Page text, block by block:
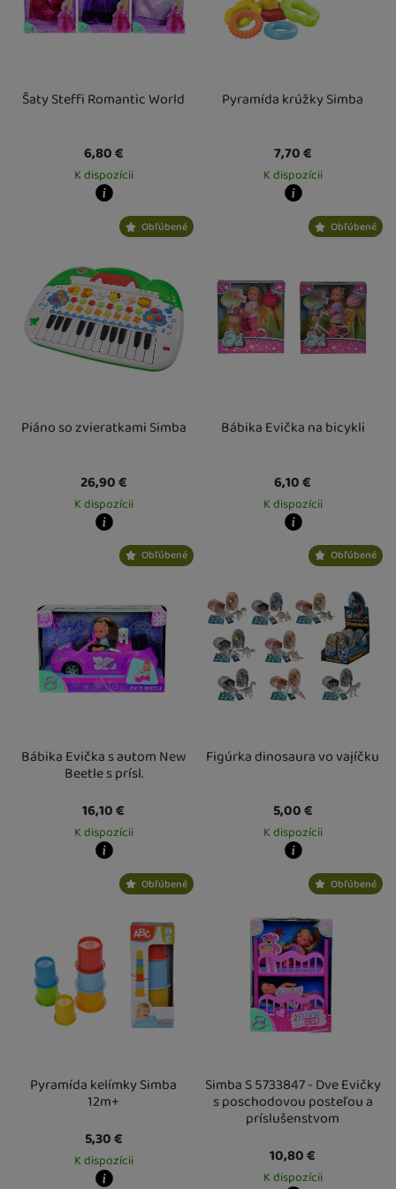
Šaty Steffi Romantic World
6,80€
K dispozícii
Kdy zboží dostanete?
Osobný odber vo výdajnom mieste
Pyramída krúžky Simba
7,70€
K dispozícii
Kdy zboží dostanete?
Osobný odber vo výdajnom mieste
Obľúbené
Piáno so zvieratkami Simba
26,90€
K dispozícii
Kdy zboží dostanete?
Osobný odber vo výdajnom mieste
Obľúbené
Bábika Evička na bicykli
6,10€
K dispozícii
Kdy zboží dostanete?
Osobný odber vo výdajnom mieste
Obľúbené
Bábika Evička s autom New
Beetle s prísl.
16,10€
K dispozícii
Kdy zboží dostanete?
Osobný odber vo výdajnom mieste
Obľúbené
Figúrka dinosaura vo vajíčku
5,00€
K dispozícii
Kdy zboží dostanete?
Osobný odber vo výdajnom mieste
Obľúbené
Pyramída kelímky Simba
12m+
5,30€
K dispozícii
Obľúbené
Simba S 5733847 - Dve Evičky
s poschodovou posteľou a
príslušenstvom
10,80€
K dispozícii